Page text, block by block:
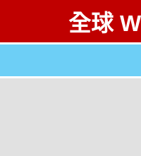
全球